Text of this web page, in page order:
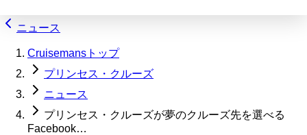
ニュース
Cruisemansトップ
プリンセス・クルーズ
ニュース
プリンセス・クルーズが夢のクルーズ先を選べる
Facebook…